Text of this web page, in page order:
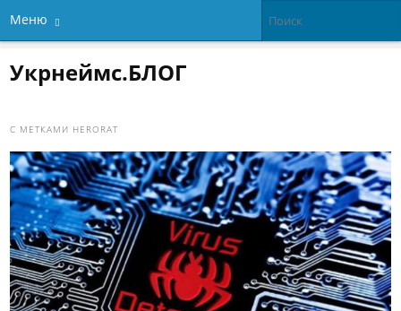
Меню
Укрнеймс.БЛОГ
С МЕТКАМИ HERORAT